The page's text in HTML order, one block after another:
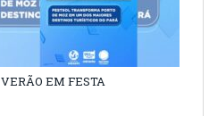
VERÃO EM FESTA